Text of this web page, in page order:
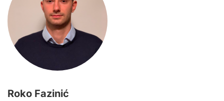
Roko Fazinić